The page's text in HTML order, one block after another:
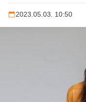
2023.05.03. 10:50